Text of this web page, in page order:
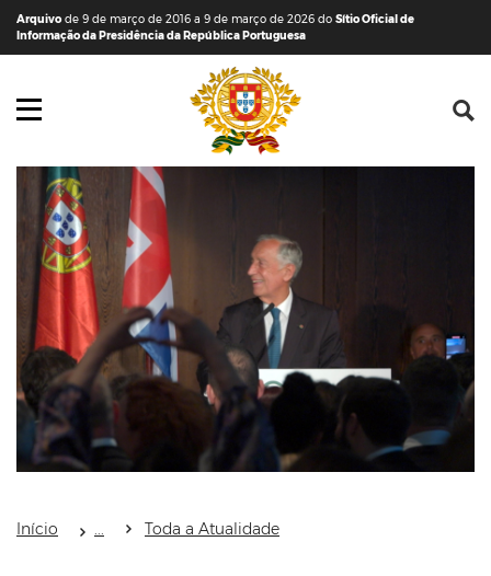
Saltar para o conteúdo (tecla de atalho c)
Mapa do Sítio
Arquivo de 9 de março de 2016 a 9 de março de 2026 do Sítio Oficial de
Informação da Presidência da República Portuguesa
Abrir menu principal
Início Toda a Atualidade